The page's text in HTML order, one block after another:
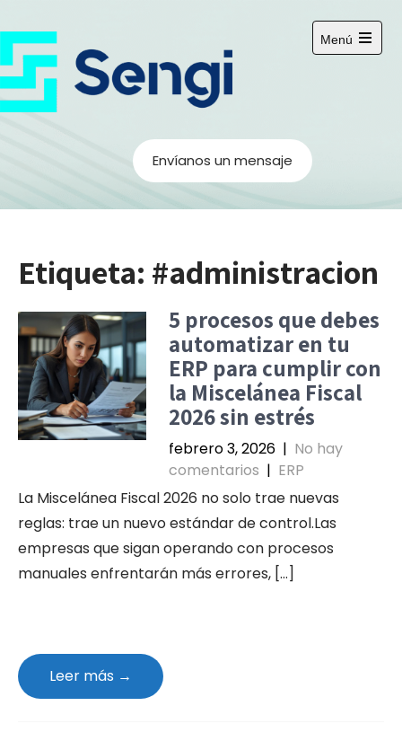
a
t
a
r
o
Envíanos un mensaje
Menú
A
p
c
i
a
l
Etiqueta: #administracion
5 procesos que debes
automatizar en tu
ERP para cumplir con
la Miscelánea Fiscal
2026 sin estrés
febrero 3, 2026 | No hay
comentarios | ERP
La Miscelánea Fiscal 2026 no solo trae nuevas
reglas: trae un nuevo estándar de control.Las
empresas que sigan operando con procesos
manuales enfrentarán más errores, […]
Leer más →